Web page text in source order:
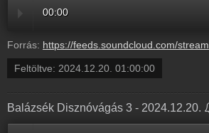
00:00
Forrás: https://feeds.soundcloud.com/stream/1990563927-radio1hungary-balazsek-disznovagas-4.mp3
Feltöltve: 2024.12.20. 01:00:00
Balázsék Disznóvágás 3 - 2024.12.20.